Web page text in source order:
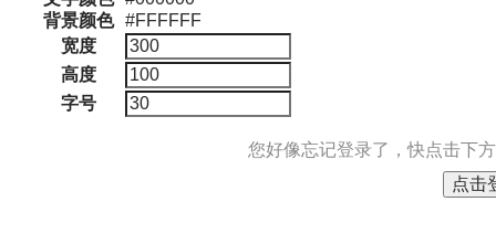
背景颜色 #FFFFFF
宽度
高度
字号
您好像忘记登录了，快点击下
点击